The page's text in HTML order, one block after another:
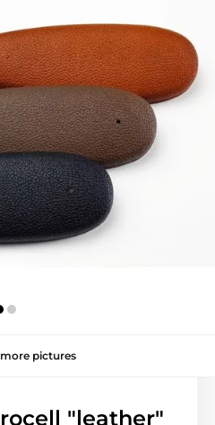
pictures
"leather"